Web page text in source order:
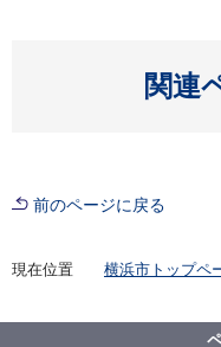
関連
前のページに戻る
現在位置 横浜市トップペ
統計データをさ